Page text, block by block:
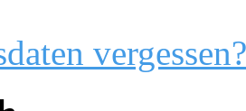
vergessen?